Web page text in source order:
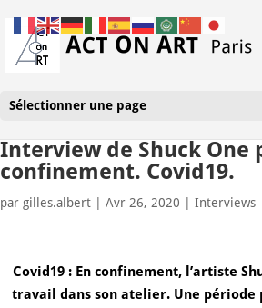
Sélectionner une page
Interview de Shuck One
confinement. Covid19.
par gilles.albert Avr 26, 2020 Interviews
Covid19 : En confinement, l’artiste
travail dans son atelier. Une période